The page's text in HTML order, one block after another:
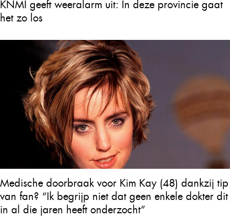
KNMI geeft weeralarm uit: In deze provincie gaat
het zo los
Medische doorbraak voor Kim Kay (48) dankzij tip
van fan? “Ik begrijp niet dat geen enkele dokter dit
in al die jaren heeft onderzocht”